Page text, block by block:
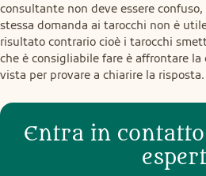
consultante non deve essere
stessa domanda ai tarocchi non è
risultato contrario cioè i tarocchi
che è consigliabile fare è affrontare
vista per provare a chiarire la risposta.
Entra in